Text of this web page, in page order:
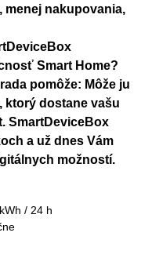
menej nakupovania,
Smart Home?
pomôže: Môže ju
ktorý dostane vašu
SmartDeviceBox
a už dnes Vám
možností.
/ 24 h